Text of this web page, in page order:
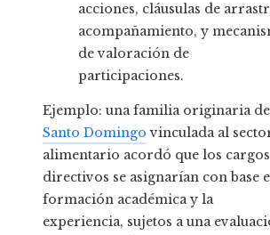
acciones, cláusulas de
acompañamiento, y
de valoración de
participaciones.
Ejemplo: una familia originaria de
Santo Domingo vinculada al
alimentario acordó que los cargos
directivos se asignarían con base
formación académica y la
experiencia, sujetos a una